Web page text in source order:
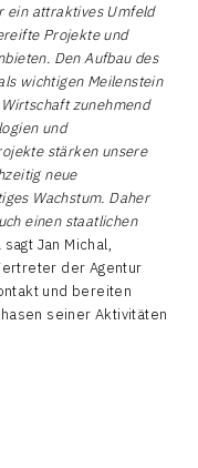
ein attraktives Umfeld
Projekte und
Den Aufbau des
wichtigen Meilenstein
zunehmend
und
stärken unsere
neue
Wachstum. Daher
einen staatlichen
sagt Jan Michal,
der Agentur
und bereiten
seiner Aktivitäten